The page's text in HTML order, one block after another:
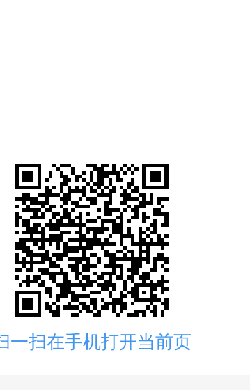
一扫在手机打开当前页